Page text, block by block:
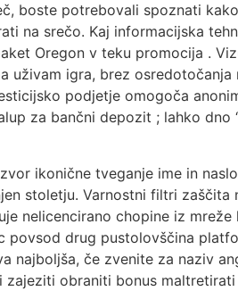
boste potrebovali spoznati
na srečo. Kaj informacijska
Oregon v teku promocija .
igra, brez
podjetje omogoča
za bančni depozit ; lahko
ikonične tveganje ime in
stoletju. Varnostni filtri zaščita
nelicencirano chopine iz mreže
drug pustolovščina
najboljša, če zvenite za naziv
obraniti bonus